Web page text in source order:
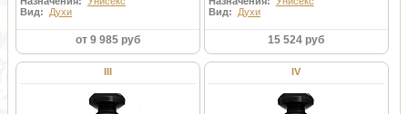
Вид: Духи
от 9 985 руб
Вид: Духи
15 524 руб
III IV